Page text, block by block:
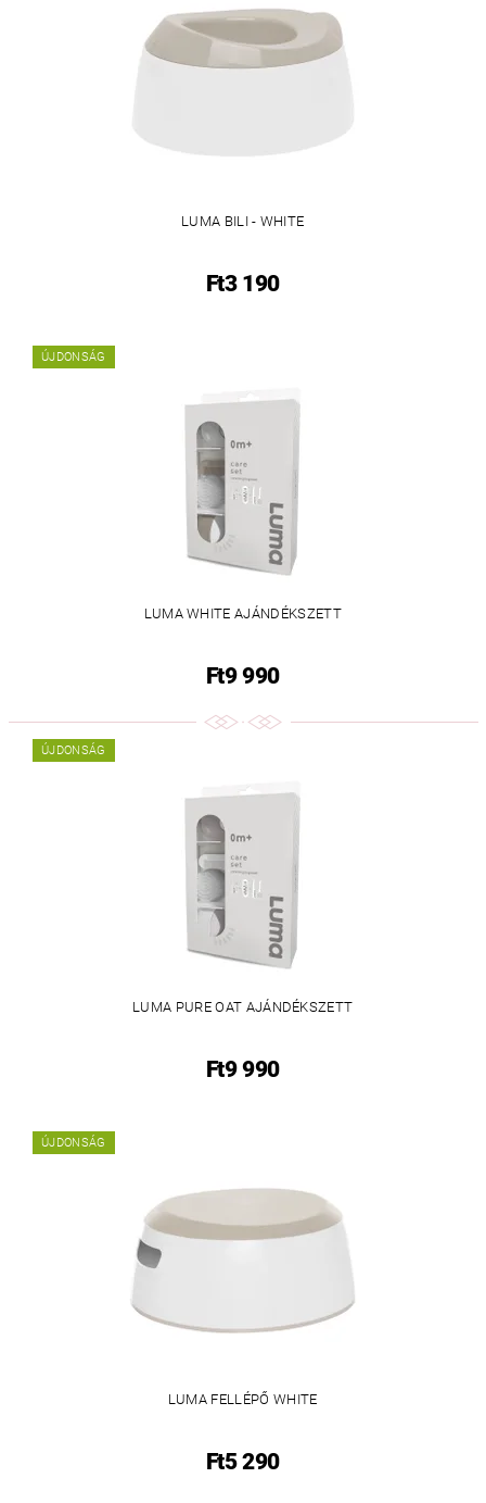
LUMA BILI - WHITE
Ft3 190
ÚJDONSÁG
LUMA WHITE AJÁNDÉKSZETT
Ft9 990
ÚJDONSÁG
LUMA PURE OAT AJÁNDÉKSZETT
Ft9 990
ÚJDONSÁG
LUMA FELLÉPŐ WHITE
Ft5 290